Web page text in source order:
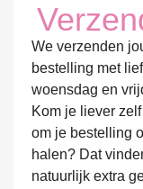
We verzenden
bestelling met
woensdag en
Kom je liever
om je bestelling
halen? Dat
natuurlijk extra